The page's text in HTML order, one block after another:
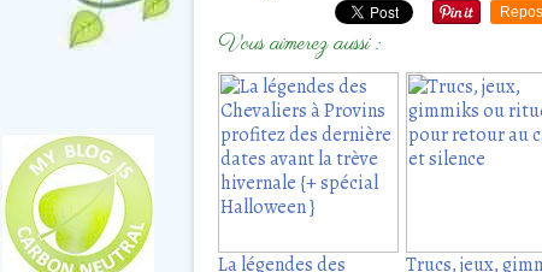
Vous aimerez aussi :
La légendes des Trucs, jeux,